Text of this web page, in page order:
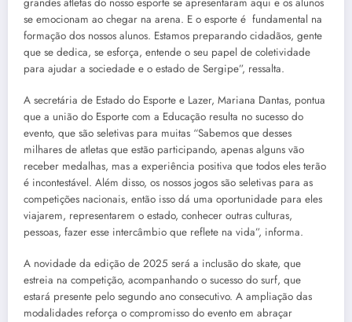
se emocionam ao chegar na arena. E o esporte é fundamental na
formação dos nossos alunos. Estamos preparando cidadãos, gente
que se dedica, se esforça, entende o seu papel de coletividade
para ajudar a sociedade e o estado de Sergipe”, ressalta.
A secretária de Estado do Esporte e Lazer, Mariana Dantas, pontua
que a união do Esporte com a Educação resulta no sucesso do
evento, que são seletivas para muitas “Sabemos que desses
milhares de atletas que estão participando, apenas alguns vão
receber medalhas, mas a experiência positiva que todos eles terão
é incontestável. Além disso, os nossos jogos são seletivas para as
competições nacionais, então isso dá uma oportunidade para eles
viajarem, representarem o estado, conhecer outras culturas,
pessoas, fazer esse intercâmbio que reflete na vida”, informa.
A novidade da edição de 2025 será a inclusão do skate, que
estreia na competição, acompanhando o sucesso do surf, que
estará presente pelo segundo ano consecutivo. A ampliação das
modalidades reforça o compromisso do evento em abraçar